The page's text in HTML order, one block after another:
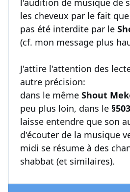
l'audition de musique de
les cheveux par le fait
pas été interdite par le
(cf. mon message plus
J'attire l'attention des
autre précision:
dans le même Shout
peu plus loin, dans le §503
laisse entendre que son
d'écouter de la musique
midi se résume à des
shabbat (et similaires).